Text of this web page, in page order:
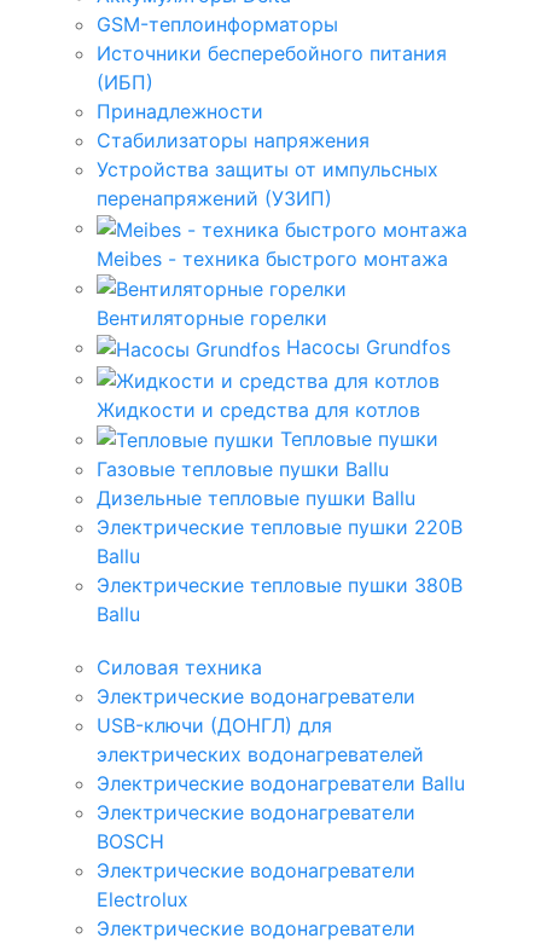
GSM-теплоинформаторы
Источники бесперебойного питания
(ИБП)
Принадлежности
Стабилизаторы напряжения
Устройства защиты от импульсных
перенапряжений (УЗИП)
Meibes - техника быстрого монтажа
Вентиляторные горелки
Насосы Grundfos
Жидкости и средства для котлов
Тепловые пушки
Газовые тепловые пушки Ballu
Дизельные тепловые пушки Ballu
Электрические тепловые пушки 220В
Ballu
Электрические тепловые пушки 380В
Ballu
Силовая техника
Электрические водонагреватели
USB-ключи (ДОНГЛ) для
электрических водонагревателей
Электрические водонагреватели Ballu
Электрические водонагреватели
BOSCH
Электрические водонагреватели
Electrolux
Электрические водонагреватели